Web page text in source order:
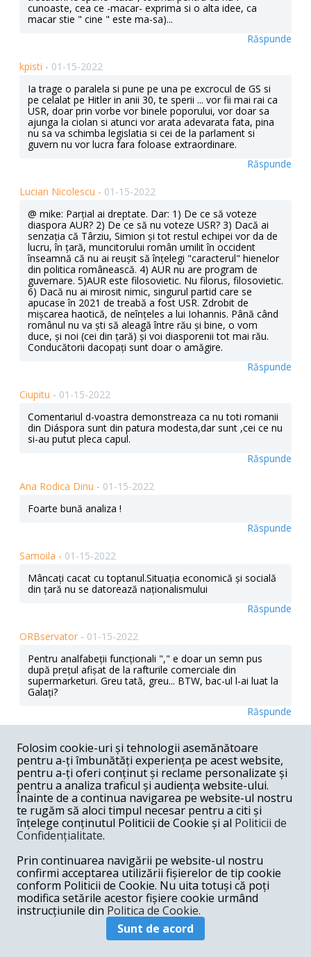
cunoaste, cea ce -macar- exprima si o alta idee, ca
macar stie " cine " este ma-sa)...
Răspunde
kpisti - 01-15-2022
Ia trage o paralela si pune pe una pe excrocul de GS si
pe celalat pe Hitler in anii 30, te sperii ... vor fii mai rai ca
USR, doar prin vorbe vor binele poporului, vor doar sa
ajunga la ciolan si atunci vor arata adevarata fata, pina
nu sa va schimba legislatia si cei de la parlament si
guvern nu vor lucra fara foloase extraordinare.
Răspunde
Lucian Nicolescu - 01-15-2022
@ mike: Parțial ai dreptate. Dar: 1) De ce să voteze
diaspora AUR? 2) De ce să nu voteze USR? 3) Dacă ai
senzația că Târziu, Simion și tot restul echipei vor da de
lucru, în țară, muncitorului român umilit în occident
înseamnă că nu ai reușit să înțelegi "caracterul" hienelor
din politica românească. 4) AUR nu are program de
guvernare. 5)AUR este filosovietic. Nu filorus, filosovietic.
6) Dacă nu ai mirosit nimic, singurul partid care se
apucase în 2021 de treabă a fost USR. Zdrobit de
mișcarea haotică, de neînțeles a lui Iohannis. Până când
românul nu va ști să aleagă între rău și bine, o vom
duce, și noi (cei din țară) și voi diasporenii tot mai rău.
Conducătorii dacopați sunt doar o amăgire.
Răspunde
Ciupitu - 01-15-2022
Comentariul d-voastra demonstreaza ca nu toti romanii
din Diáspora sunt din patura modesta,dar sunt ,cei ce nu
si-au putut pleca capul.
Răspunde
Ana Rodica Dinu - 01-15-2022
Foarte bună analiza !
Răspunde
Samoila - 01-15-2022
Mâncați cacat cu toptanul.Situația economică și socială
din țară nu se datorează naționalismului
Răspunde
ORBservator - 01-15-2022
Pentru analfabeții funcționali "," e doar un semn pus
după prețul afișat de la rafturile comerciale din
supermarketuri. Greu tată, greu... BTW, bac-ul l-ai luat la
Galați?
Răspunde
"...veche dilema.Cum abordezi genul acesta de subiect?"
___----___ din contradictia de mai jos rezulta ca GS va fi
inculpat NU pentru ca a intrat in primarie, CI pentru ca
VORBEA la microfon, deci situatia este ca cea in care
Bula a fost amendat ca "A trecut calea ferata,/Cu sula
sculata"...///Dosar penal după ce George Simion a
pătruns vorbind la microfon în Primăria Timișoara.
Dominic Fritz: "Au intrat ilegal, prin forță": "... pentru a se
azi..."
Răspunde
mike -01-13-2022
Eu vad lucrurile un pic altfel... Partide precum AUR nu au
ajuns intamplator la putere (chiar daca nu inca in
Folosim cookie-uri și tehnologii asemănătoare
pentru a-ți îmbunătăți experiența pe acest website,
pentru a-ți oferi conținut și reclame personalizate și
pentru a analiza traficul și audiența website-ului.
Înainte de a continua navigarea pe website-ul nostru
te rugăm să aloci timpul necesar pentru a citi și
înțelege conținutul Politicii de Cookie și al Politicii de
Confidențialitate.
Prin continuarea navigării pe website-ul nostru
confirmi acceptarea utilizării fișierelor de tip cookie
conform Politicii de Cookie. Nu uita totuși că poți
modifica setările acestor fișiere cookie urmând
instrucțiunile din Politica de Cookie.
Sunt de acord